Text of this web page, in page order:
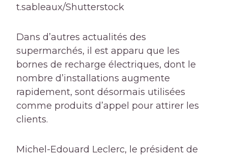
t.sableaux/Shutterstock
Dans d’autres actualités des
supermarchés, il est apparu que les
bornes de recharge électriques, dont le
nombre d’installations augmente
rapidement, sont désormais utilisées
comme produits d’appel pour attirer les
clients.
Michel-Edouard Leclerc, le président de